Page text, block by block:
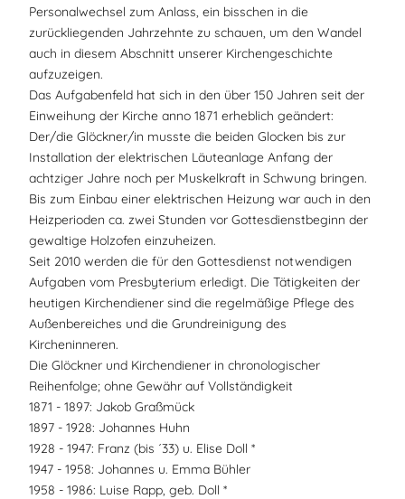
Personalwechsel zum Anlass, ein bisschen in die
zurückliegenden Jahrzehnte zu schauen, um den Wandel
auch in diesem Abschnitt unserer Kirchengeschichte
aufzuzeigen.
Das Aufgabenfeld hat sich in den über 150 Jahren seit der
Einweihung der Kirche anno 1871 erheblich geändert:
Der/die Glöckner/in musste die beiden Glocken bis zur
Installation der elektrischen Läuteanlage Anfang der
achtziger Jahre noch per Muskelkraft in Schwung bringen.
Bis zum Einbau einer elektrischen Heizung war auch in den
Heizperioden ca. zwei Stunden vor Gottesdienstbeginn der
gewaltige Holzofen einzuheizen.
Seit 2010 werden die für den Gottesdienst notwendigen
Aufgaben vom Presbyterium erledigt. Die Tätigkeiten der
heutigen Kirchendiener sind die regelmäßige Pflege des
Außenbereiches und die Grundreinigung des
Kircheninneren.
Die Glöckner und Kirchendiener in chronologischer
Reihenfolge; ohne Gewähr auf Vollständigkeit
1871 - 1897: Jakob Graßmück
1897 - 1928: Johannes Huhn
1928 - 1947: Franz (bis ´33) u. Elise Doll *
1947 - 1958: Johannes u. Emma Bühler
1958 - 1986: Luise Rapp, geb. Doll *